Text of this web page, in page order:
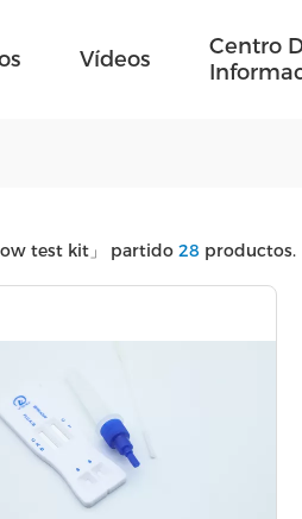
Vídeos
Centro
test kit」 partido 28 productos.